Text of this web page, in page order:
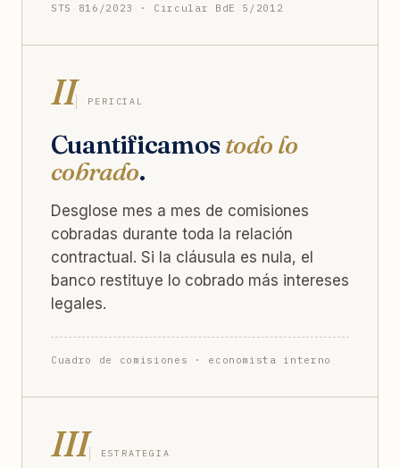
STS 816/2023 · Circular BdE 5/2012
II PERICIAL
Cuantificamostodo lo
cobrado.
Desglose mes a mes de comisiones
cobradas durante toda la relación
contractual. Si la cláusula es nula, el
banco restituye lo cobrado más intereses
legales.
Cuadro de comisiones · economista interno
III ESTRATEGIA